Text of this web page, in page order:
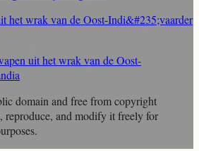
het wrak van de Oost-Indi&#235;vaarder
uit het wrak van de Oost-
domainand free from copyright
reproduce, and modify it freely for